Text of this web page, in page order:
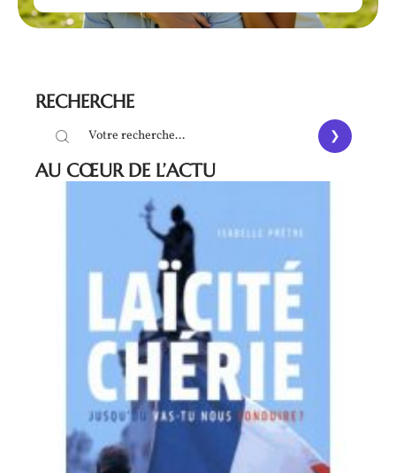
RECHERCHE
AU CŒUR DE L’ACTU